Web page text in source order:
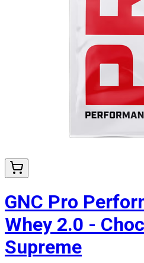
GNC Pro
Whey 2.0 -
Supreme